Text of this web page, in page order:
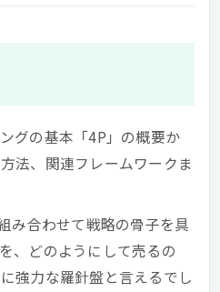
グの基本「4P」の概要か
法、関連フレームワークま
み合わせて戦略の骨子を具
、どのようにして売るの
強力な羅針盤と言えるでし